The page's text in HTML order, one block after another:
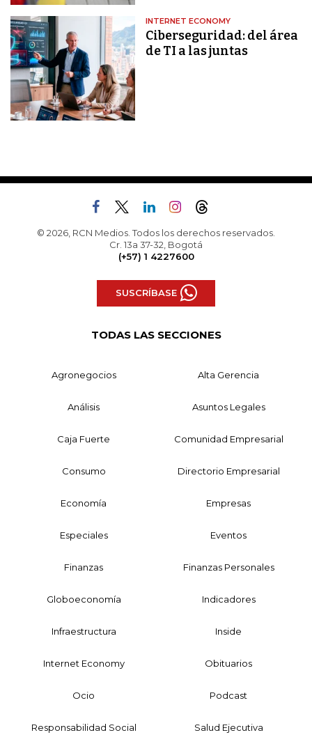
INTERNET ECONOMY
Ciberseguridad: del área
de TI a las juntas
© 2026, RCN Medios. Todos los derechos reservados.
Cr. 13a 37-32, Bogotá
(+57) 1 4227600
SUSCRÍBASE
TODAS LAS SECCIONES
Agronegocios Alta Gerencia
Análisis Asuntos Legales
Caja Fuerte Comunidad Empresarial
Consumo Directorio Empresarial
Economía Empresas
Especiales Eventos
Finanzas Finanzas Personales
Globoeconomía Indicadores
Infraestructura Inside
Internet Economy Obituarios
Ocio Podcast
Responsabilidad Social Salud Ejecutiva